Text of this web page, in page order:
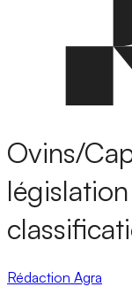
Ovins/
Rédaction Agra